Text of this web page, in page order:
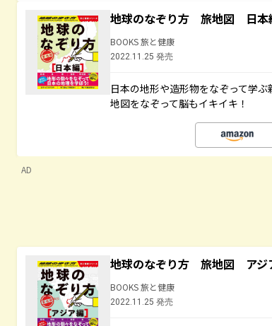
地球のなぞり方 旅地図 日本
BOOKS 旅と健康
2022.11.25 発売
日本の地形や造形物をなぞって学
地図をなぞって脳もイキイキ！
AD
地球のなぞり方 旅地図 アジ
BOOKS 旅と健康
2022.11.25 発売